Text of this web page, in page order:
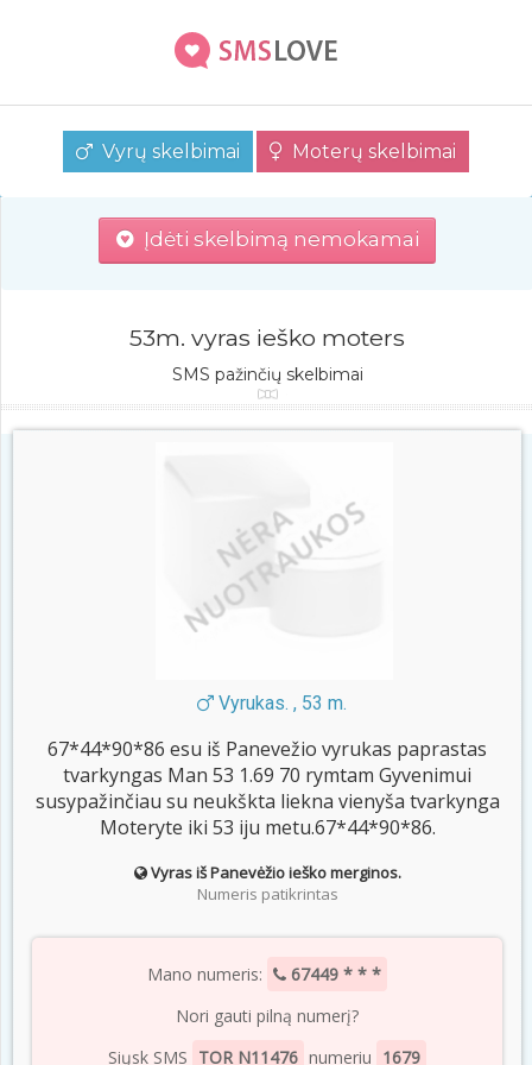
Vyrų skelbimai Moterų skelbimai
Įdėti skelbimą nemokamai
53m. vyras ieško moters
SMS pažinčių skelbimai
Vyrukas. , 53 m.
67*44*90*86 esu iš Panevežio vyrukas paprastas
tvarkyngas Man 53 1.69 70 rymtam Gyvenimui
susypažinčiau su neukškta liekna vienyša tvarkynga
Moteryte iki 53 iju metu.67*44*90*86.
Vyras iš Panevėžio ieško merginos.
Numeris patikrintas
Mano numeris:
67449 * * *
Nori gauti pilną numerį?
Siųsk SMS TOR N11476 numeriu 1679